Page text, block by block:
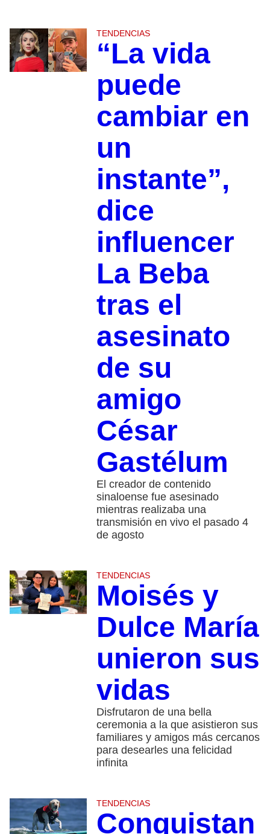
TENDENCIAS
“La vida
puede
cambiar en
un
instante”,
dice
influencer
La Beba
tras el
asesinato
de su
amigo
César
Gastélum
El creador de contenido
sinaloense fue asesinado
mientras realizaba una
transmisión en vivo el pasado 4
de agosto
TENDENCIAS
Moisés y
Dulce María
unieron sus
vidas
Disfrutaron de una bella
ceremonia a la que asistieron sus
familiares y amigos más cercanos
para desearles una felicidad
infinita
TENDENCIAS
Conquistan